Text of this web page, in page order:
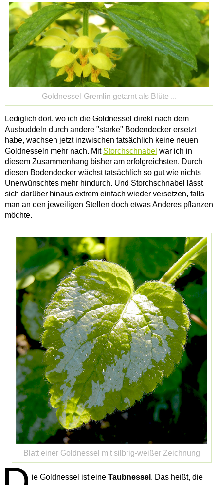
Goldnessel-Gremlin getarnt als Blüte ...
Lediglich dort, wo ich die Goldnessel direkt nach dem
Ausbuddeln durch andere "starke" Bodendecker ersetzt
habe, wachsen jetzt inzwischen tatsächlich keine neuen
Goldnesseln mehr nach. Mit Storchschnabel war ich in
diesem Zusammenhang bisher am erfolgreichsten. Durch
diesen Bodendecker wächst tatsächlich so gut wie nichts
Unerwünschtes mehr hindurch. Und Storchschnabel lässt
sich darüber hinaus extrem einfach wieder versetzen, falls
man an den jeweiligen Stellen doch etwas Anderes pflanzen
möchte.
Blatt einer Goldnessel mit silbrig-weißer Zeichnung
ie Goldnessel ist eine Taubnessel . Das heißt, die